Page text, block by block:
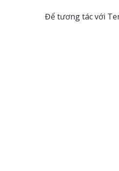
Để tương tác với